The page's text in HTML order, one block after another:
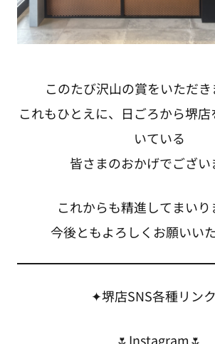
このたび沢山の賞をいただき
これもひとえに、日ごろから堺
いている
皆さまのおかげでござい
これからも精進してまいり
今後ともよろしくお願いい
✦堺店SNS各種リン
🌷Instagram🌷